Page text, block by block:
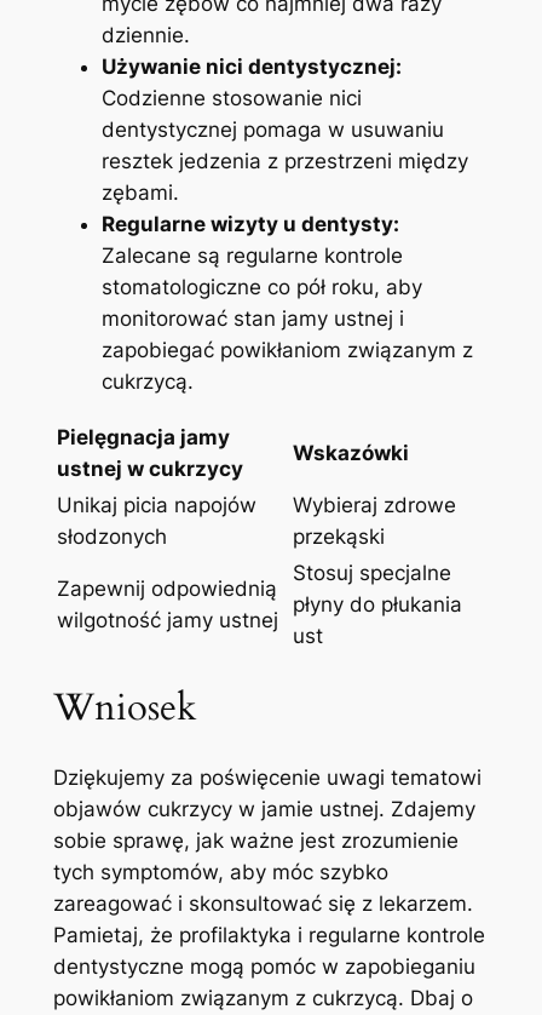
dziennie.
Używanie ‌nici dentystycznej:
Codzienne stosowanie⁤ nici
dentystycznej pomaga w usuwaniu
resztek jedzenia z przestrzeni ‌między
zębami.
Regularne wizyty u dentysty:
Zalecane są regularne kontrole
stomatologiczne co pół roku, aby
monitorować stan jamy ustnej i
zapobiegać powikłaniom związanym ⁢z ​
cukrzycą.
Pielęgnacja jamy
ustnej⁤ w cukrzycy
Wskazówki
Unikaj picia napojów
⁢słodzonych
Wybieraj zdrowe
przekąski
Zapewnij odpowiednią
wilgotność jamy ‍ustnej
Stosuj specjalne
płyny do⁢ płukania
‌ust
Wniosek
Dziękujemy za poświęcenie uwagi tematowi
objawów cukrzycy w jamie⁤ ustnej. Zdajemy
sobie sprawę,⁢ jak ważne ‍jest zrozumienie
tych​ symptomów, aby móc szybko
zareagować i skonsultować‍ się‌ z⁤ lekarzem.
⁢Pamietaj, że ‌profilaktyka i regularne kontrole
dentystyczne mogą pomóc w ⁢zapobieganiu
powikłaniom związanym z cukrzycą.‍ Dbaj o